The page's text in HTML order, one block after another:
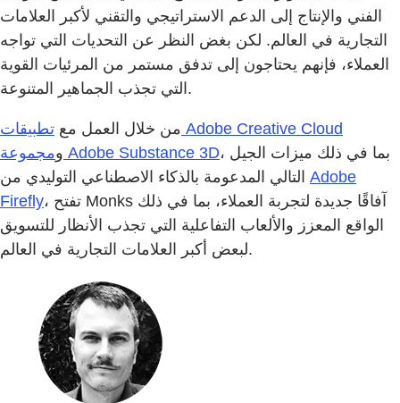
الفني والإنتاج إلى الدعم الاستراتيجي والتقني لأكبر العلامات
التجارية في العالم. لكن بغض النظر عن التحديات التي تواجه
العملاء، فإنهم يحتاجون إلى تدفق مستمر من المرئيات القوية
التي تجذب الجماهير المتنوعة.
من خلال العمل مع تطبيقات Adobe Creative Cloud
و مجموعة Adobe Substance 3D، بما في ذلك ميزات الجيل
Adobe
Firefly، تفتح Monks آفاقًا جديدة لتجربة العملاء، بما في ذلك
الواقع المعزز والألعاب التفاعلية التي تجذب الأنظار للتسويق
لبعض أكبر العلامات التجارية في العالم.